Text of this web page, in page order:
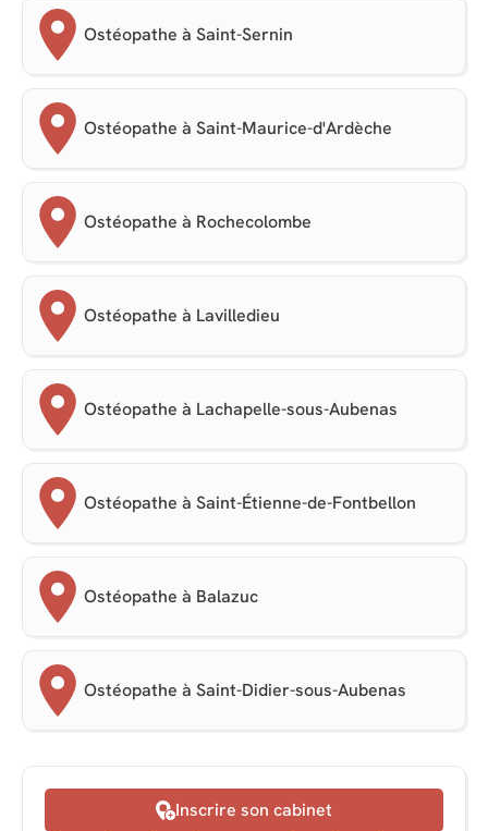
Ostéopathe à Saint-Sernin
Ostéopathe à Saint-Maurice-d'Ardèche
Ostéopathe à Rochecolombe
Ostéopathe à Lavilledieu
Ostéopathe à Lachapelle-sous-Aubenas
Ostéopathe à Saint-Étienne-de-Fontbellon
Ostéopathe à Balazuc
Ostéopathe à Saint-Didier-sous-Aubenas
Inscrire son cabinet